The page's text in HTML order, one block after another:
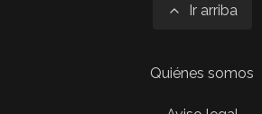
Ir arriba
Quiénes somos